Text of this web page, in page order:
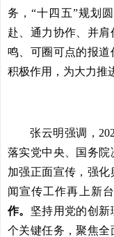
务，“十四五”规划
赴、通力协作、并
鸣、可圈可点的报道
积极作用，为大力推
张云明强调，
落实党中央、国务院
加强正面宣传，强
闻宣传工作再上新台
作。 坚持用党的创
个关键任务，聚焦